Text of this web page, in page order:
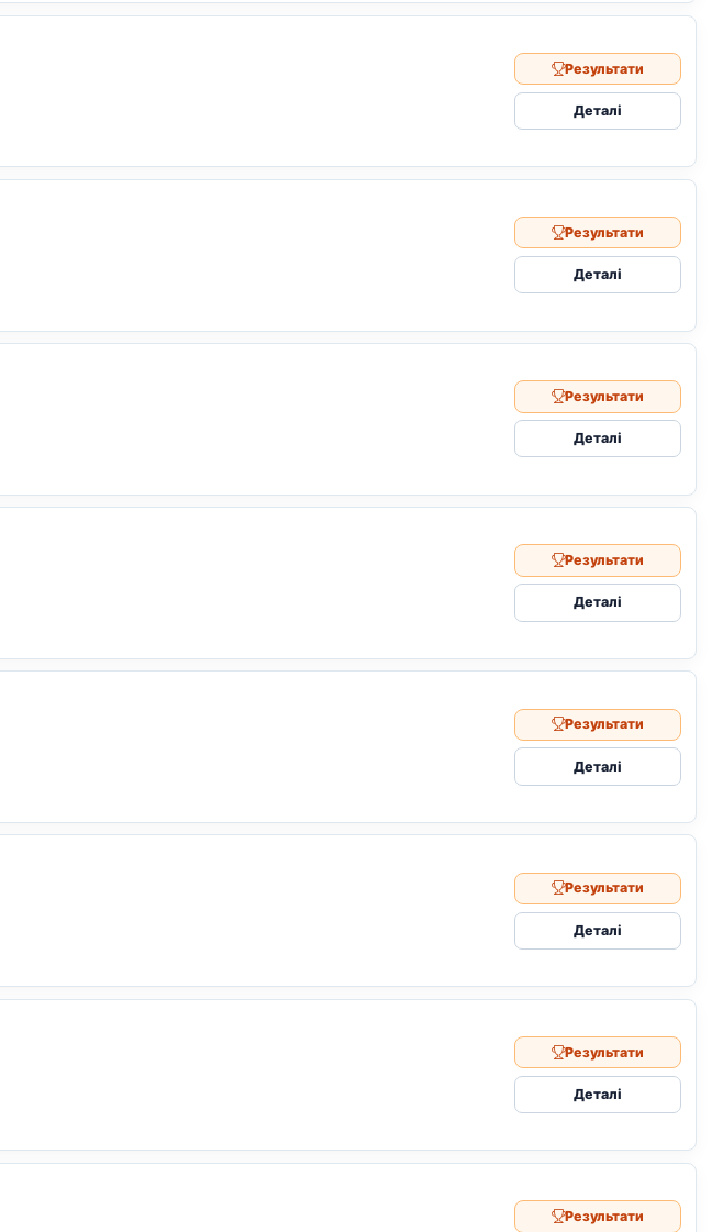
Результати
Деталі
Результати
Деталі
Результати
Деталі
Результати
Деталі
Результати
Деталі
Результати
Деталі
Результати
Деталі
Результати